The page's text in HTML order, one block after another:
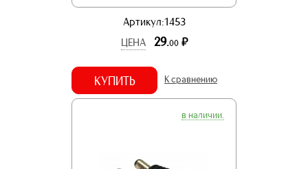
Артикул:1453
ЦЕНА
29.00 р.
КУПИТЬ К сравнению
в наличии.